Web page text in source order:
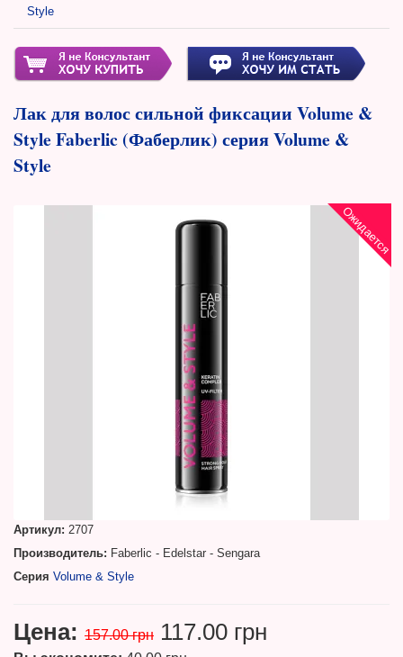
Style
Лак для волос сильной фиксации Volume &
Style Faberlic (Фаберлик) серия Volume &
Style
Ожидается
Артикул: 2707
Производитель: Faberlic - Edelstar - Sengara
Серия Volume & Style
Цена: 157.00 грн 117.00 грн